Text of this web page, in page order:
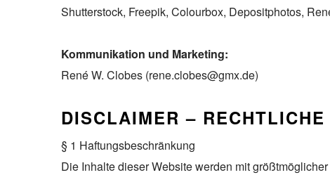
Shutterstock, Freepik, Colourbox, Depositphotos,
Kommunikation und Marketing:
René W. Clobes (rene.clobes@gmx.de)
DISCLAIMER –
§ 1 Haftungsbeschränkung
Die Inhalte dieser Website werden mit